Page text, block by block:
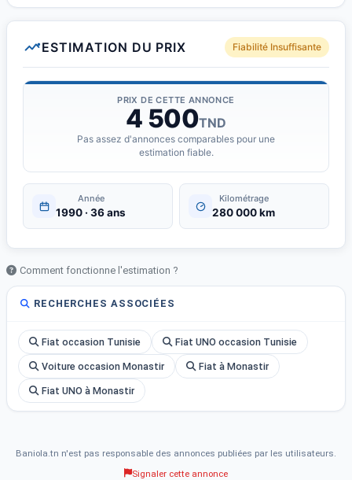
ESTIMATION DU PRIX Fiabilité Insuffisante
PRIX DE CETTE ANNONCE
4 500TND
Pas assez d'annonces comparables pour une
estimation fiable.
Année
1990 · 36 ans
Kilométrage
280 000 km
Comment fonctionne l'estimation ?
RECHERCHES ASSOCIÉES
Fiat occasion Tunisie Fiat UNO occasion Tunisie
Voiture occasion Monastir Fiat à Monastir
Fiat UNO à Monastir
Baniola.tn n'est pas responsable des annonces publiées par les utilisateurs.
Signaler cette annonce